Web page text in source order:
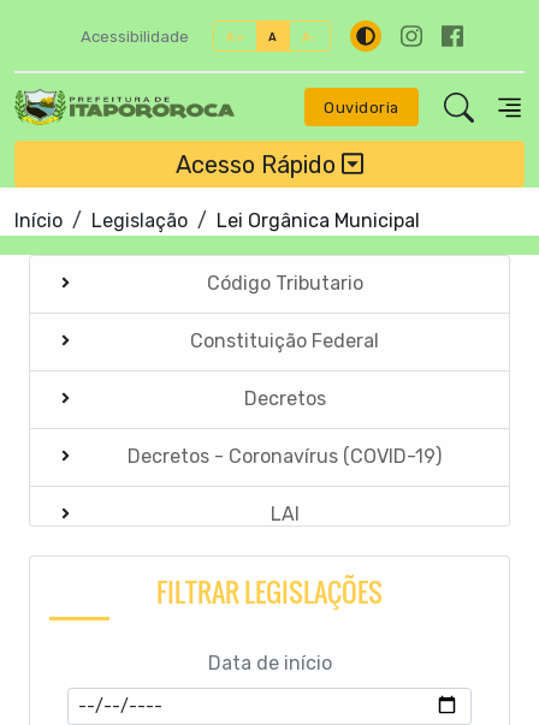
Acessibilidade A+ A A-
Ouvidoria
Acesso Rápido
Início Legislação Lei Orgânica Municipal
Código Tributario
Constituição Federal
Decretos
Decretos - Coronavírus (COVID-19)
LAI
Lei Orgânica Municipal
Leis Complementares
FILTRAR LEGISLAÇÕES
Data de início